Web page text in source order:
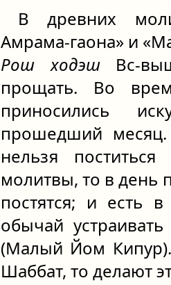
В древних
Амрама-гаона» и
Рош ходэш
прощать. Во
приносились
прошедший
нельзя
молитвы, то в день
постятся; и
обычай
(Малый Йом
Шаббат, то делают